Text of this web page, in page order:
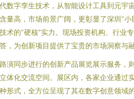
数字孪生技术，从智能设计工具到元宇
量高，市场前景广阔，更彰显了深圳“
术的“硬核”实力。现场投资机构、行业
，为创新项目提供了宝贵的市场洞察与融
演同步进行的创新产品展览展示服务，
体化交流空间。展区内，各家企业通过
形式，全方位呈现了其在数字创意领域